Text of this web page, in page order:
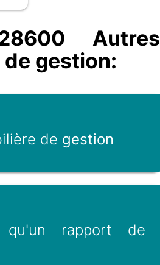
Autres
gestion:
de gestion
qu'un rapport de